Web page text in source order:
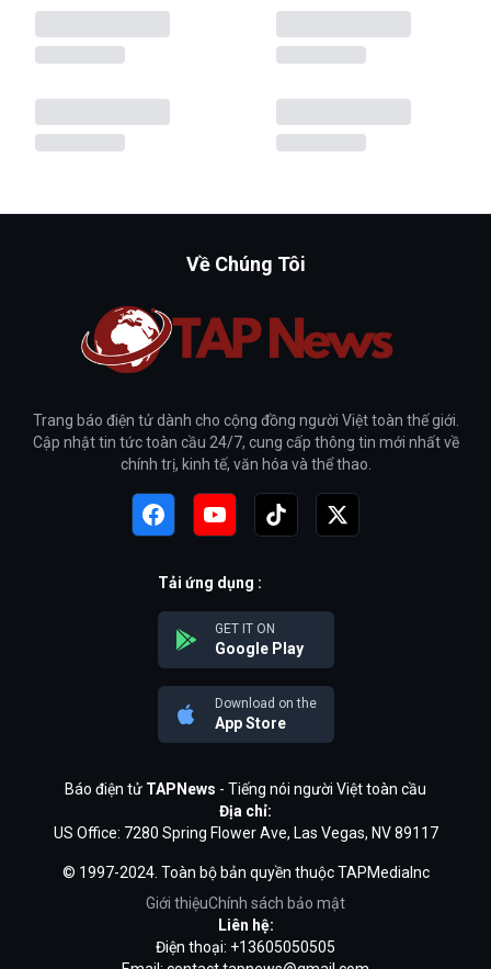
Về Chúng Tôi
Trang báo điện tử dành cho cộng đồng người Việt toàn thế giới.
Cập nhật tin tức toàn cầu 24/7, cung cấp thông tin mới nhất về
chính trị, kinh tế, văn hóa và thể thao.
Tải ứng dụng :
GET IT ON
Google Play
Download on the
App Store
Báo điện tử TAPNews - Tiếng nói người Việt toàn cầu
Địa chỉ:
US Office: 7280 Spring Flower Ave, Las Vegas, NV 89117
© 1997-2024. Toàn bộ bản quyền thuộc TAPMediaInc
Giới thiệuChính sách bảo mật
Liên hệ:
Điện thoại: +13605050505